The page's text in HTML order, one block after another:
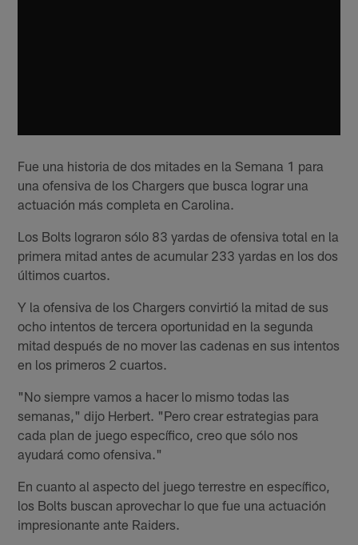
Fue una historia de dos mitades en la Semana 1 para
una ofensiva de los Chargers que busca lograr una
actuación más completa en Carolina.
Los Bolts lograron sólo 83 yardas de ofensiva total en la
primera mitad antes de acumular 233 yardas en los dos
últimos cuartos.
Y la ofensiva de los Chargers convirtió la mitad de sus
ocho intentos de tercera oportunidad en la segunda
mitad después de no mover las cadenas en sus intentos
en los primeros 2 cuartos.
"No siempre vamos a hacer lo mismo todas las
semanas," dijo Herbert. "Pero crear estrategias para
cada plan de juego específico, creo que sólo nos
ayudará como ofensiva."
En cuanto al aspecto del juego terrestre en específico,
los Bolts buscan aprovechar lo que fue una actuación
impresionante ante Raiders.